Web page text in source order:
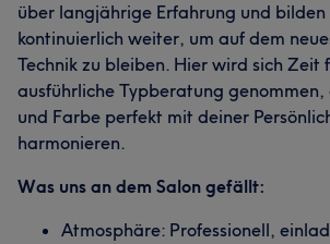
über langjährige Erfahrung und bilden
kontinuierlich weiter, um auf dem
Technik zu bleiben. Hier wird sich Zeit
ausführliche Typberatung
und Farbe perfekt mit deiner
harmonieren.
Was uns an dem Salon gefällt:
Atmosphäre: Professionell,